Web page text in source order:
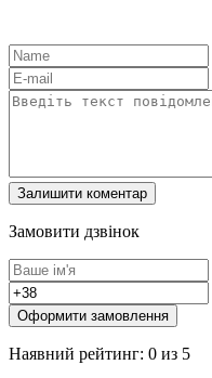
Замовити дзвінок
Оформити замовлення
Наявний рейтинг: 0 из 5